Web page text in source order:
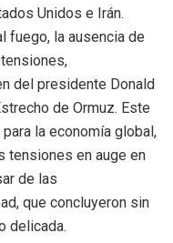
Unidos e Irán.
fuego, la ausencia de
del presidente Donald
de Ormuz. Este
la economía global,
tensiones en auge en
de las
que concluyeron sin
delicada.